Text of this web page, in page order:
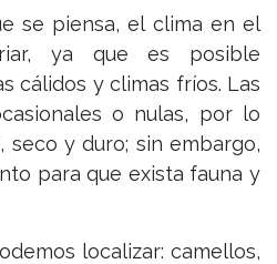
se piensa, el clima en el
ya que es posible
cálidos y climas fríos. Las
o nulas, por lo
seco y duro; sin embargo,
para que exista fauna y
localizar: camellos,